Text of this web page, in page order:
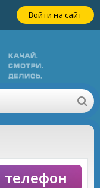
Войти на сайт
телефон